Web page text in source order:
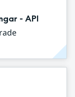
- API